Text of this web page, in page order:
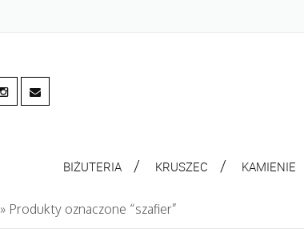
BIŻUTERIA KRUSZEC KAMIENIE
» Produkty oznaczone “szafier”